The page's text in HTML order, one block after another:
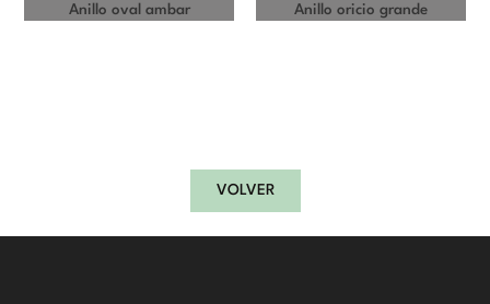
Anillo oval ambar Anillo oricio grande
VOLVER